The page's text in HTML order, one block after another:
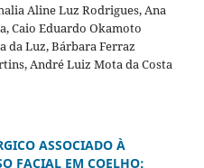
Aline Luz Rodrigues, Ana
Caio Eduardo Okamoto
da Luz, Bárbara Ferraz
André Luiz Mota da Costa
ASSOCIADO À
FACIAL EM COELHO: